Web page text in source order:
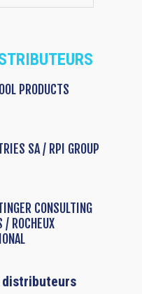
PRODUCTS
SA / RPI GROUP
CONSULTING
/ ROCHEUX